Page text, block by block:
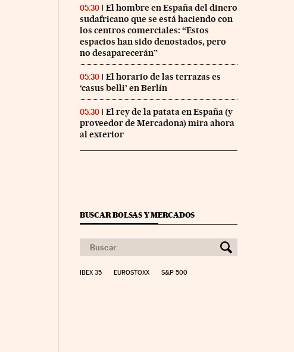
05:30
El hombre en España del dinero
sudafricano que se está haciendo con
los centros comerciales: “Estos
espacios han sido denostados, pero
no desaparecerán”
05:30
El horario de las terrazas es
‘casus belli’ en Berlín
05:30
El rey de la patata en España (y
proveedor de Mercadona) mira ahora
al exterior
BUSCAR BOLSAS Y MERCADOS
IBEX 35 EUROSTOXX S&P 500